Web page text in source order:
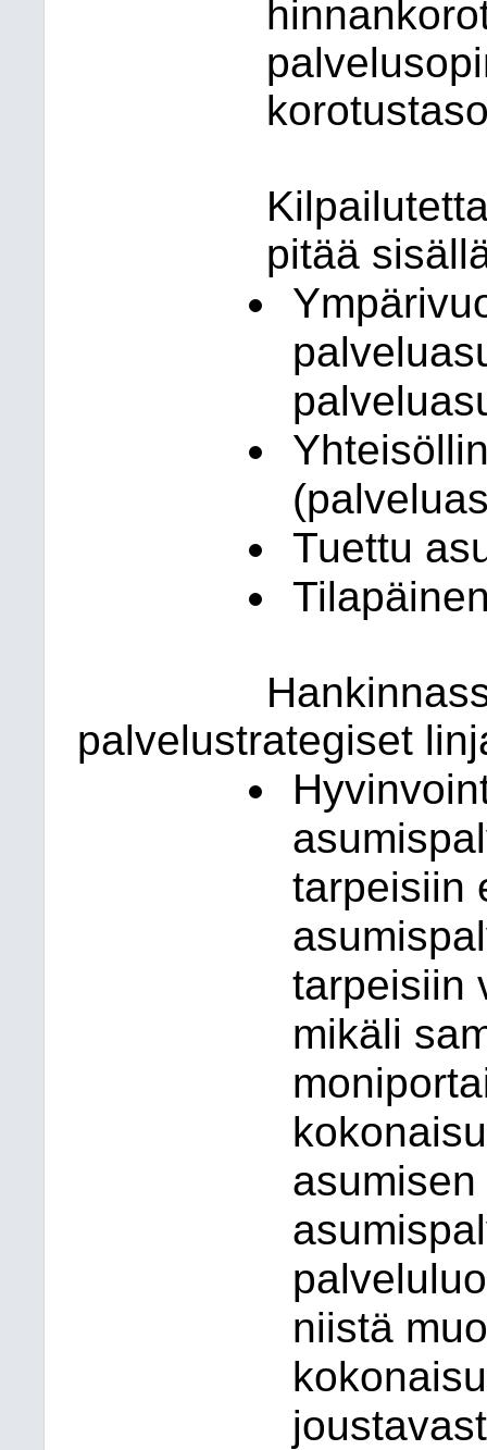
pitää
Tuettu
palvelustrategiset
tarpeisiin
tarpeisiin
mikäli
niistä